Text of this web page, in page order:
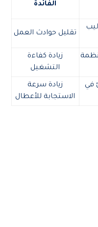
الفائدة
تقليل حوادث العمل
زيادة كفاءة
التشغيل
في
زيادة سرعة
الاستجابة للأعطال